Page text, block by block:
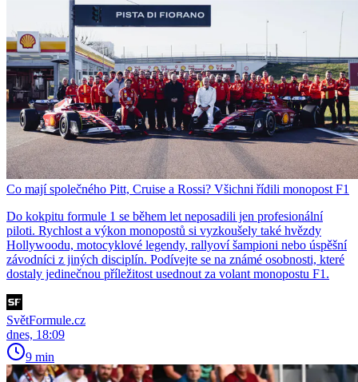
Co mají společného Pitt, Cruise a Rossi? Všichni řídili monopost F1
Do kokpitu formule 1 se během let neposadili jen profesionální
piloti. Rychlost a výkon monopostů si vyzkoušely také hvězdy
Hollywoodu, motocyklové legendy, rallyoví šampioni nebo úspěšní
závodníci z jiných disciplín. Podívejte se na známé osobnosti, které
dostaly jedinečnou příležitost usednout za volant monopostu F1.
SvětFormule.cz
dnes, 18:09
9 min